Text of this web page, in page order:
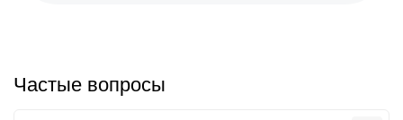
Частые вопросы